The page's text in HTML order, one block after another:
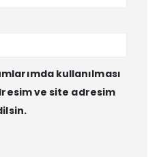
kullanılması
ve site adresim